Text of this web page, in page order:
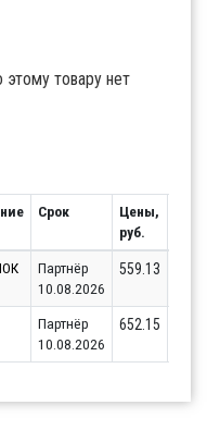
товару нет
Срок
Цены,
руб.
Партнёр
10.08.2026
559.13
Партнёр
10.08.2026
652.15